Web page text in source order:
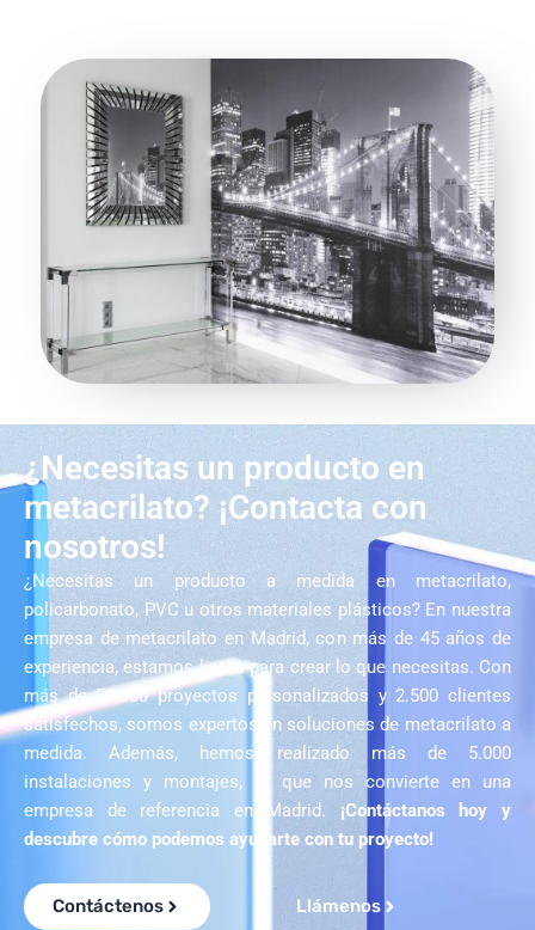
¿Necesitas un producto en
metacrilato? ¡Contacta con
nosotros!
¿Necesitas un producto a medida en metacrilato,
policarbonato, PVC u otros materiales plásticos? En nuestra
empresa de metacrilato en Madrid, con más de 45 años de
experiencia, estamos listos para crear lo que necesitas. Con
más de 50.000 proyectos personalizados y 2.500 clientes
satisfechos, somos expertos en soluciones de metacrilato a
medida. Además, hemos realizado más de 5.000
instalaciones y montajes, lo que nos convierte en una
empresa de referencia en Madrid. ¡Contáctanos hoy y
descubre cómo podemos ayudarte con tu proyecto!
Contáctenos Llámenos